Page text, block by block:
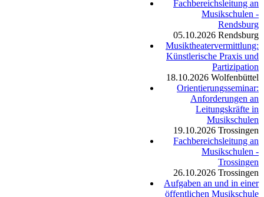
Fachbereichsleitung an
Musikschulen -
Rendsburg
05.10.2026 Rendsburg
Musiktheatervermittlung:
Künstlerische Praxis und
Partizipation
18.10.2026 Wolfenbüttel
Orientierungsseminar:
Anforderungen an
Leitungskräfte in
Musikschulen
19.10.2026 Trossingen
Fachbereichsleitung an
Musikschulen -
Trossingen
26.10.2026 Trossingen
Aufgaben an und in einer
öffentlichen Musikschule